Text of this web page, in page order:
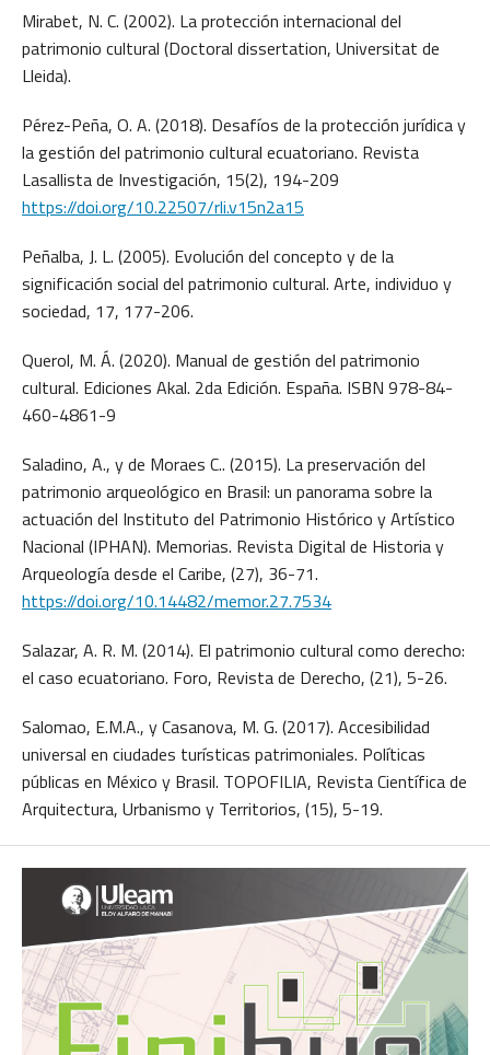
Mirabet, N. C. (2002). La protección internacional del
patrimonio cultural (Doctoral dissertation, Universitat de
Lleida).
Pérez-Peña, O. A. (2018). Desafíos de la protección jurídica y
la gestión del patrimonio cultural ecuatoriano. Revista
Lasallista de Investigación, 15(2), 194-209
https://doi.org/10.22507/rli.v15n2a15
Peñalba, J. L. (2005). Evolución del concepto y de la
significación social del patrimonio cultural. Arte, individuo y
sociedad, 17, 177-206.
Querol, M. Á. (2020). Manual de gestión del patrimonio
cultural. Ediciones Akal. 2da Edición. España. ISBN 978-84-
460-4861-9
Saladino, A., y de Moraes C.. (2015). La preservación del
patrimonio arqueológico en Brasil: un panorama sobre la
actuación del Instituto del Patrimonio Histórico y Artístico
Nacional (IPHAN). Memorias. Revista Digital de Historia y
Arqueología desde el Caribe, (27), 36-71.
https://doi.org/10.14482/memor.27.7534
Salazar, A. R. M. (2014). El patrimonio cultural como derecho:
el caso ecuatoriano. Foro, Revista de Derecho, (21), 5-26.
Salomao, E.M.A., y Casanova, M. G. (2017). Accesibilidad
universal en ciudades turísticas patrimoniales. Políticas
públicas en México y Brasil. TOPOFILIA, Revista Científica de
Arquitectura, Urbanismo y Territorios, (15), 5-19.